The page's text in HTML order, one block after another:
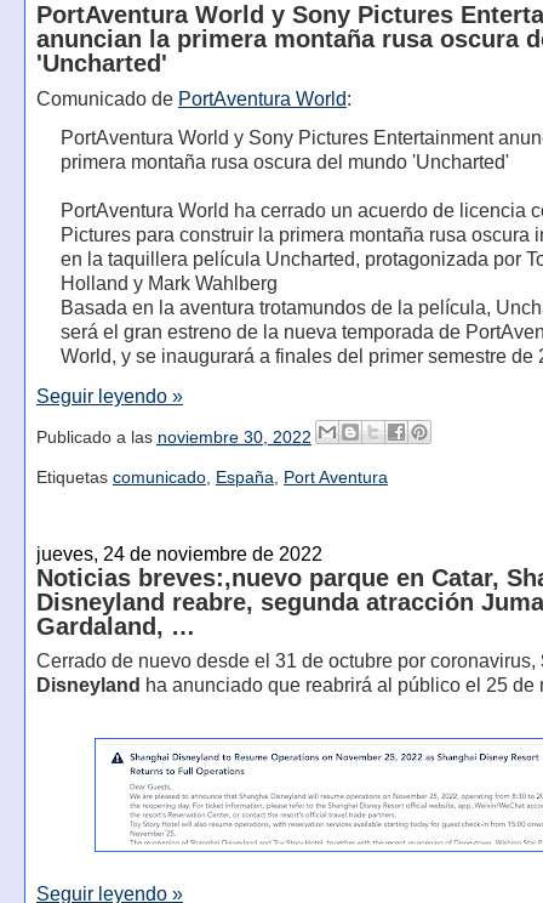
PortAventura World y Sony Pictures
anuncian la primera montaña rusa oscura
'Uncharted'
Comunicado de PortAventura World:
PortAventura World y Sony Pictures Entertainment
primera montaña rusa oscura del mundo 'Uncharted'
PortAventura World ha cerrado un acuerdo de licencia
Pictures para construir la primera montaña rusa oscura
en la taquillera película Uncharted, protagonizada por
Holland y Mark Wahlberg
Basada en la aventura trotamundos de la película,
será el gran estreno de la nueva temporada de
World, y se inaugurará a finales del primer semestre de
Seguir leyendo »
Publicado a las noviembre 30, 2022
Etiquetas comunicado, España, Port Aventura
jueves, 24 de noviembre de 2022
Noticias breves:,nuevo parque en Catar,
Disneyland reabre, segunda atracción
Gardaland, …
Cerrado de nuevo desde el 31 de octubre por coronavirus,
Disneyland ha anunciado que reabrirá al público el 25 de
Seguir leyendo »